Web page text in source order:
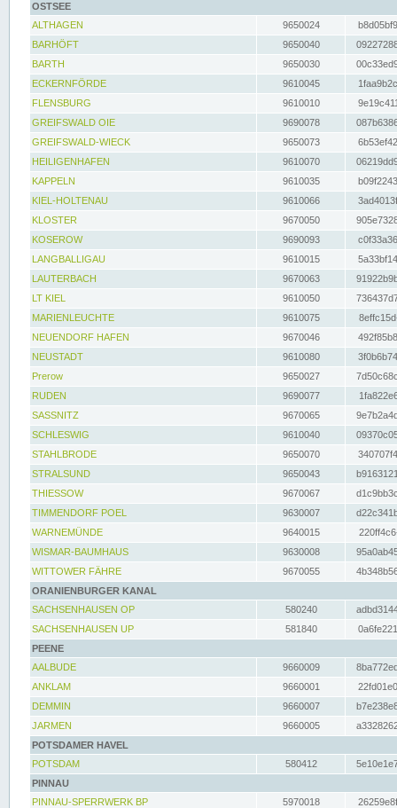
OSTSEE
ALTHAGEN
9650024
BARHÖFT
9650040
BARTH
9650030
ECKERNFÖRDE
9610045
FLENSBURG
9610010
GREIFSWALD OIE
9690078
GREIFSWALD-WIECK
9650073
HEILIGENHAFEN
9610070
KAPPELN
9610035
KIEL-HOLTENAU
9610066
KLOSTER
9670050
KOSEROW
9690093
LANGBALLIGAU
9610015
LAUTERBACH
9670063
LT KIEL
9610050
MARIENLEUCHTE
9610075
NEUENDORF HAFEN
9670046
NEUSTADT
9610080
Prerow
9650027
RUDEN
9690077
SASSNITZ
9670065
SCHLESWIG
9610040
STAHLBRODE
9650070
STRALSUND
9650043
THIESSOW
9670067
TIMMENDORF POEL
9630007
WARNEMÜNDE
9640015
WISMAR-BAUMHAUS
9630008
WITTOWER FÄHRE
9670055
ORANIENBURGER KANAL
SACHSENHAUSEN OP
580240
SACHSENHAUSEN UP
581840
PEENE
AALBUDE
9660009
ANKLAM
9660001
DEMMIN
9660007
JARMEN
9660005
POTSDAMER HAVEL
POTSDAM
580412
PINNAU
PINNAU-SPERRWERK BP
5970018